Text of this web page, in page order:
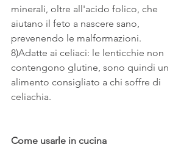
minerali, oltre all'acido folico, che
aiutano il feto a nascere sano,
prevenendo le malformazioni.
8)Adatte ai celiaci: le lenticchie non
contengono glutine, sono quindi un
alimento consigliato a chi soffre di
celiachia.
Come usarle in cucina